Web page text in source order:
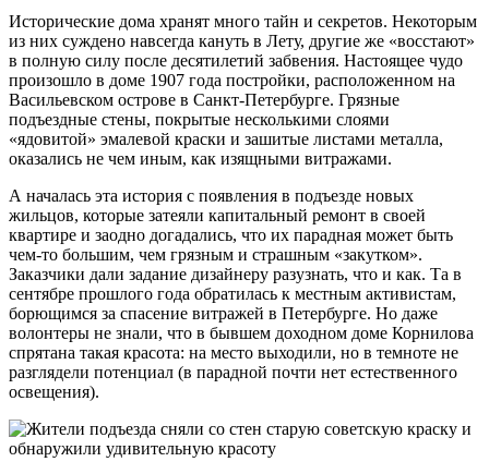
Исторические дома хранят много тайн и секретов. Некоторым
из них суждено навсегда кануть в Лету, другие же «восстают»
в полную силу после десятилетий забвения. Настоящее чудо
произошло в доме 1907 года постройки, расположенном на
Васильевском острове в Санкт-Петербурге. Грязные
подъездные стены, покрытые несколькими слоями
«ядовитой» эмалевой краски и зашитые листами металла,
оказались не чем иным, как изящными витражами.
А началась эта история с появления в подъезде новых
жильцов, которые затеяли капитальный ремонт в своей
квартире и заодно догадались, что их парадная может быть
чем-то большим, чем грязным и страшным «закутком».
Заказчики дали задание дизайнеру разузнать, что и как. Та в
сентябре прошлого года обратилась к местным активистам,
борющимся за спасение витражей в Петербурге. Но даже
волонтеры не знали, что в бывшем доходном доме Корнилова
спрятана такая красота: на место выходили, но в темноте не
разглядели потенциал (в парадной почти нет естественного
освещения).